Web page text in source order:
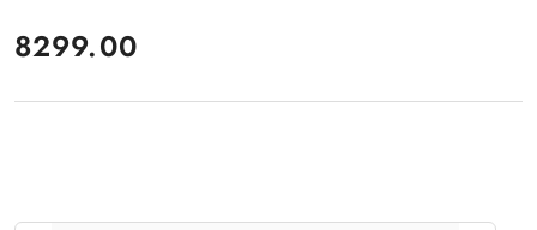
cena:
8299.00